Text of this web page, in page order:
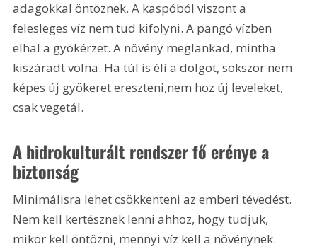
adagokkal öntöznek. A kaspóból viszont a
felesleges víz nem tud kifolyni. A pangó vízben
elhal a gyökérzet. A növény meglankad, mintha
kiszáradt volna. Ha túl is éli a dolgot, sokszor nem
képes új gyökeret ereszteni,nem hoz új leveleket,
csak vegetál.
A hidrokulturált rendszer fő erénye a
biztonság
Minimálisra lehet csökkenteni az emberi tévedést.
Nem kell kertésznek lenni ahhoz, hogy tudjuk,
mikor kell öntözni, mennyi víz kell a növénynek.